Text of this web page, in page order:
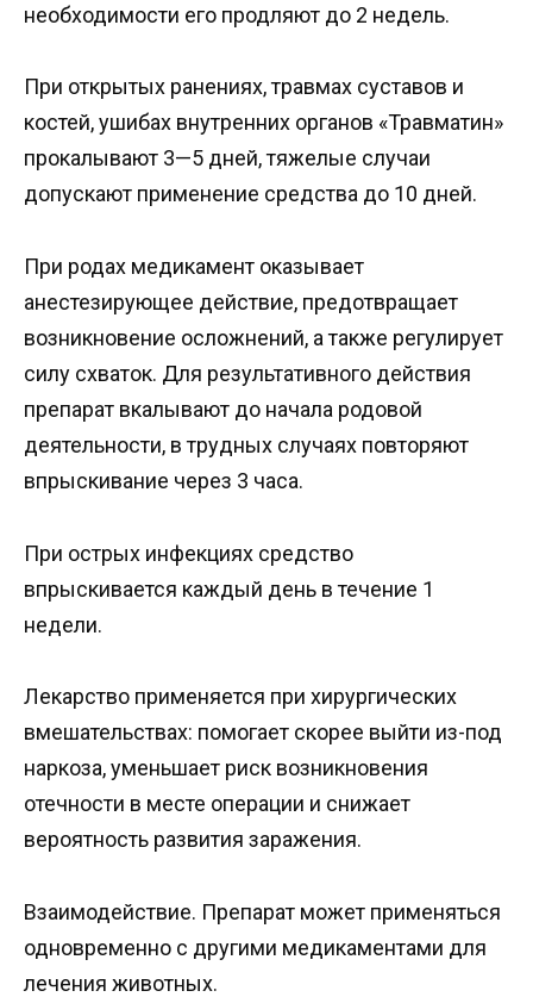
необходимости его продляют до 2 недель.
При открытых ранениях, травмах суставов и
костей, ушибах внутренних органов «Травматин»
прокалывают 3—5 дней, тяжелые случаи
допускают применение средства до 10 дней.
При родах медикамент оказывает
анестезирующее действие, предотвращает
возникновение осложнений, а также регулирует
силу схваток. Для результативного действия
препарат вкалывают до начала родовой
деятельности, в трудных случаях повторяют
впрыскивание через 3 часа.
При острых инфекциях средство
впрыскивается каждый день в течение 1
недели.
Лекарство применяется при хирургических
вмешательствах: помогает скорее выйти из-под
наркоза, уменьшает риск возникновения
отечности в месте операции и снижает
вероятность развития заражения.
Взаимодействие. Препарат может применяться
одновременно с другими медикаментами для
лечения животных.